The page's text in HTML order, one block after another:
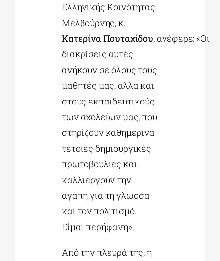
Ελληνικής Κοινότητας
Μελβούρνης, κ.
Κατερίνα Πουταχίδου, ανέφερε: «Οι
διακρίσεις αυτές
ανήκουν σε όλους τους
μαθητές μας, αλλά και
στους εκπαιδευτικούς
των σχολείων μας, που
στηρίζουν καθημερινά
τέτοιες δημιουργικές
πρωτοβουλίες και
καλλιεργούν την
αγάπη για τη γλώσσα
και τον πολιτισμό.
Είμαι περήφανη».
Από την πλευρά της, η